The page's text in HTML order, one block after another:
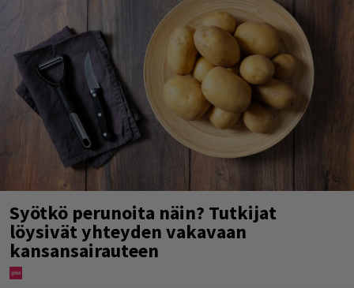
Syötkö perunoita näin? Tutkijat
löysivät yhteyden vakavaan
kansansairauteen